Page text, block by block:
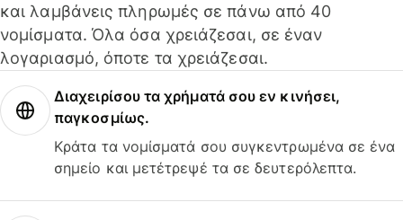
και λαμβάνεις πληρωμές σε πάνω από 40
νομίσματα. Όλα όσα χρειάζεσαι, σε έναν
λογαριασμό, όποτε τα χρειάζεσαι.
Διαχειρίσου τα χρήματά σου εν κινήσει,
παγκοσμίως.
Κράτα τα νομίσματά σου συγκεντρωμένα σε ένα
σημείο και μετέτρεψέ τα σε δευτερόλεπτα.